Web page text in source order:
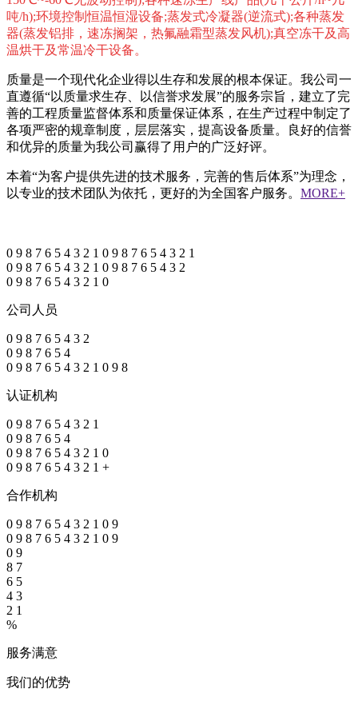
吨/h);环境控制恒温恒湿设备;蒸发式冷凝器(逆流式);各种蒸发
器(蒸发铝排，速冻搁架，热氟融霜型蒸发风机);真空冻干及高
温烘干及常温冷干设备。
质量是一个现代化企业得以生存和发展的根本保证。我公司一
直遵循“以质量求生存、以信誉求发展”的服务宗旨，建立了完
善的工程质量监督体系和质量保证体系，在生产过程中制定了
各项严密的规章制度，层层落实，提高设备质量。良好的信誉
和优异的质量为我公司赢得了用户的广泛好评。
本着“为客户提供先进的技术服务，完善的售后体系”为理念，
以专业的技术团队为依托，更好的为全国客户服务。 MORE+
0 9 8 7 6 5 4 3 2 1 0 9 8 7 6 5 4 3 2 1
0 9 8 7 6 5 4 3 2 1 0 9 8 7 6 5 4 3 2
0 9 8 7 6 5 4 3 2 1 0
公司人员
0 9 8 7 6 5 4 3 2
0 9 8 7 6 5 4
0 9 8 7 6 5 4 3 2 1 0 9 8
认证机构
0 9 8 7 6 5 4 3 2 1
0 9 8 7 6 5 4
0 9 8 7 6 5 4 3 2 1 0
0 9 8 7 6 5 4 3 2 1 +
合作机构
0 9 8 7 6 5 4 3 2 1 0 9
0 9 8 7 6 5 4 3 2 1 0 9
0 9
8 7
6 5
4 3
2 1
%
服务满意
我们的优势